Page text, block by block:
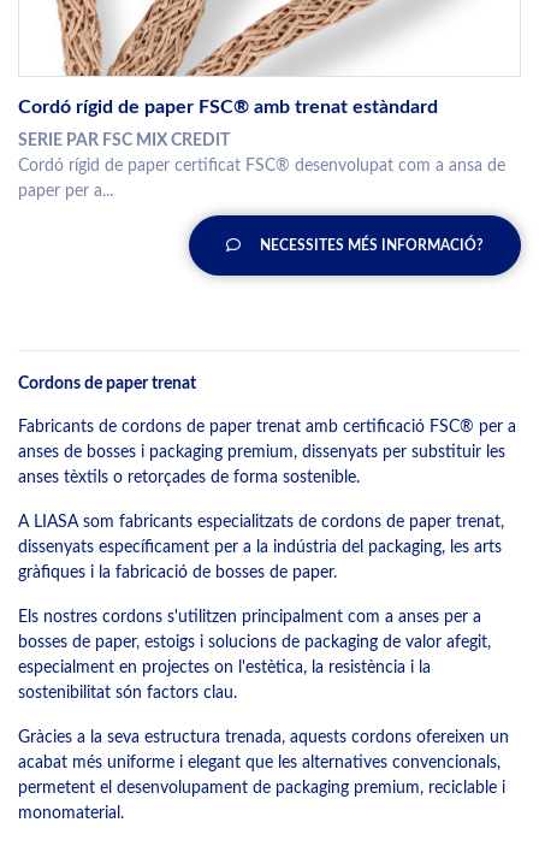
Cordó rígid de paper FSC® amb trenat estàndard
SERIE PAR FSC MIX CREDIT
Cordó rígid de paper certificat FSC® desenvolupat com a ansa de
paper per a...
NECESSITES MÉS INFORMACIÓ?
Cordons de paper trenat
Fabricants de cordons de paper trenat amb certificació FSC® per a
anses de bosses i packaging premium, dissenyats per substituir les
anses tèxtils o retorçades de forma sostenible.
A LIASA som fabricants especialitzats de cordons de paper trenat,
dissenyats específicament per a la indústria del packaging, les arts
gràfiques i la fabricació de bosses de paper.
Els nostres cordons s'utilitzen principalment com a anses per a
bosses de paper, estoigs i solucions de packaging de valor afegit,
especialment en projectes on l'estètica, la resistència i la
sostenibilitat són factors clau.
Gràcies a la seva estructura trenada, aquests cordons ofereixen un
acabat més uniforme i elegant que les alternatives convencionals,
permetent el desenvolupament de packaging premium, reciclable i
monomaterial.